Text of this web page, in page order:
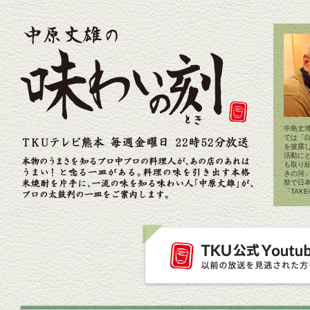
中島丈
では「
を披露
活動に
も取り
きの河
祭で日
「